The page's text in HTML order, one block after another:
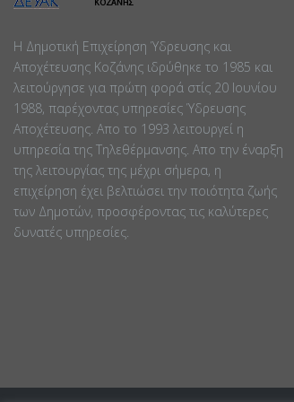
Η Δημοτική Επιχείρηση Ύδρευσης και
Αποχέτευσης Κοζάνης ιδρύθηκε το 1985 και
λειτούργησε για πρώτη φορά στίς 20 Ιουνίου
1988, παρέχοντας υπηρεσίες Ύδρευσης
Αποχέτευσης. Απο το 1993 λειτουργεί η
υπηρεσία της Τηλεθέρμανσης. Απο την έναρξη
της λειτουργίας της μέχρι σήμερα, η
επιχείρηση έχει βελτιώσει την ποιότητα ζωής
των Δημοτών, προσφέροντας τις καλύτερες
δυνατές υπηρεσίες.